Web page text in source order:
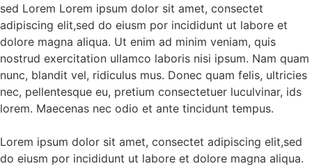
sed Lorem Lorem ipsum dolor sit amet, consectet
adipiscing elit,sed do eiusm por incididunt ut labore et
dolore magna aliqua. Ut enim ad minim veniam, quis
nostrud exercitation ullamco laboris nisi ipsum. Nam quam
nunc, blandit vel, ridiculus mus. Donec quam felis, ultricies
nec, pellentesque eu, pretium consectetuer luculvinar, ids
lorem. Maecenas nec odio et ante tincidunt tempus.
Lorem ipsum dolor sit amet, consectet adipiscing elit,sed
do eiusm por incididunt ut labore et dolore magna aliqua.